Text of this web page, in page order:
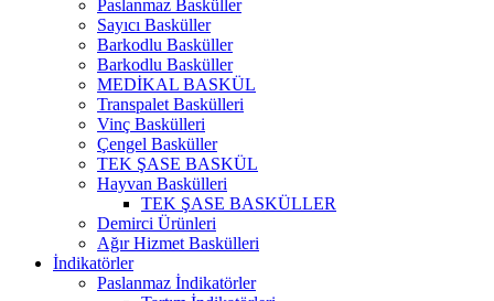
Paslanmaz Basküller
Sayıcı Basküller
Barkodlu Basküller
Barkodlu Basküller
MEDİKAL BASKÜL
Transpalet Baskülleri
Vinç Baskülleri
Çengel Basküller
TEK ŞASE BASKÜL
Hayvan Baskülleri
TEK ŞASE BASKÜLLER
Demirci Ürünleri
Ağır Hizmet Baskülleri
İndikatörler
Paslanmaz İndikatörler